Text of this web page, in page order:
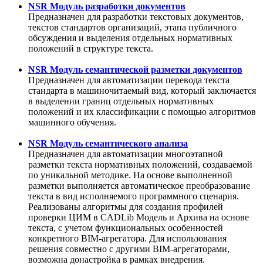
NSR Модуль разработки документов
Предназначен для разработки текстовых документов,
текстов стандартов организаций, этапа публичного
обсуждения и выделения отдельных нормативных
положений в структуре текста.
NSR Модуль семантической разметки документов
Предназначен для автоматизации перевода текста
стандарта в машиночитаемый вид, который заключается
в выделении границ отдельных нормативных
положений и их классификации с помощью алгоритмов
машинного обучения.
NSR Модуль семантического анализа
Предназначен для автоматизации многоэтапной
разметки текста нормативных положений, создаваемой
по уникальной методике. На основе выполненной
разметки выполняется автоматическое преобразование
текста в вид исполняемого программного сценария.
Реализованы алгоритмы для создания профилей
проверки ЦИМ в CADLib Модель и Архива на основе
текста, с учетом функциональных особенностей
конкретного BIM-агрегатора. Для использования
решения совместно с другими BIM-агрегаторами,
возможна донастройка в рамках внедрения.